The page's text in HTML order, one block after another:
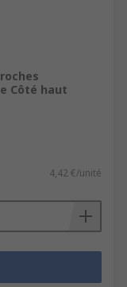
Côté haut
4,42 €/unité